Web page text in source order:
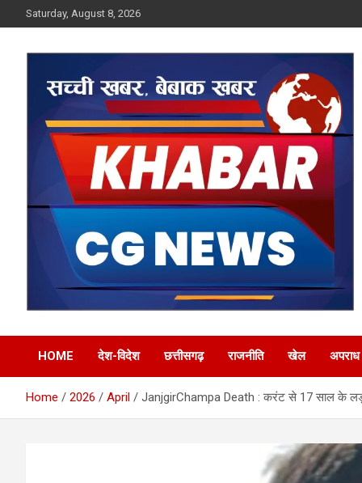
to
Saturday, August 8, 2026
Khabar CG News
HOME देश-विदेश छत्तीसगढ़ राजनीति खेल अपराध
Home 2026 April JanjgirChampa Death : करंट से 17 साल के लड़के